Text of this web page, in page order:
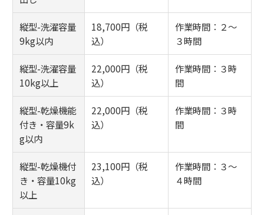
縦型-洗濯容量
9kg以内
18,700円（税
込）
作業時間：２～
３時間
縦型-洗濯容量
10kg以上
22,000円（税
込）
作業時間：３時
間
縦型-乾燥機能
付き・容量9k
g以内
22,000円（税
込）
作業時間：３時
間
縦型-乾燥機付
き・容量10kg
以上
23,100円（税
込）
作業時間：３～
４時間